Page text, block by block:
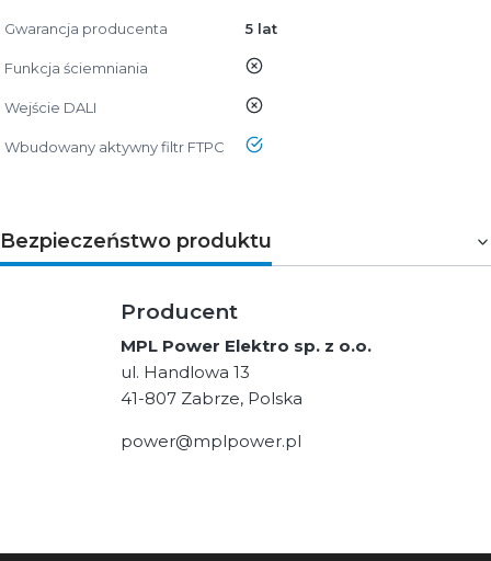
Gwarancja producenta 5 lat
Funkcja ściemniania nie
Wejście DALI nie
Wbudowany aktywny filtr FTPC tak
Bezpieczeństwo produktu
Producent
MPL Power Elektro sp. z o.o.
ul. Handlowa 13
41-807 Zabrze, Polska
power@mplpower.pl